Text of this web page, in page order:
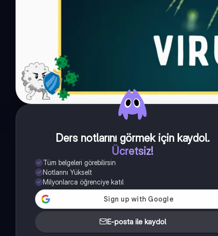
Ders notlarını görmek için kaydol.
Ücretsiz!
Tüm belgeleri görebilirsin
Notlarını Yükselt
Milyonlarca öğrenciye katıl
E-posta ile kaydol